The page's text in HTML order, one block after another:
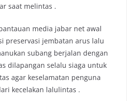
saat melintas .
media jabar net awal
preservasi jembatan arus lalu
subang berjalan dengan
dilapangan selalu siaga untuk
agar keselamatan penguna
kecelakan lalulintas .